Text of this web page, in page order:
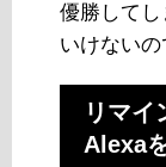
優勝してし
いけない
リマイ
Alexa